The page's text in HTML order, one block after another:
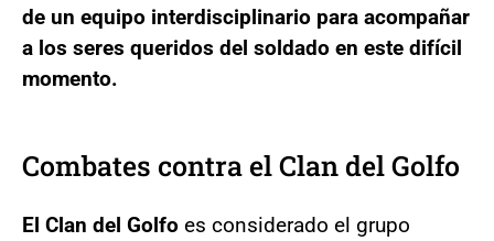
de un equipo interdisciplinario para acompañar
a los seres queridos del soldado en este difícil
momento.
Combates contra el Clan del Golfo
El Clan del Golfo es considerado el grupo